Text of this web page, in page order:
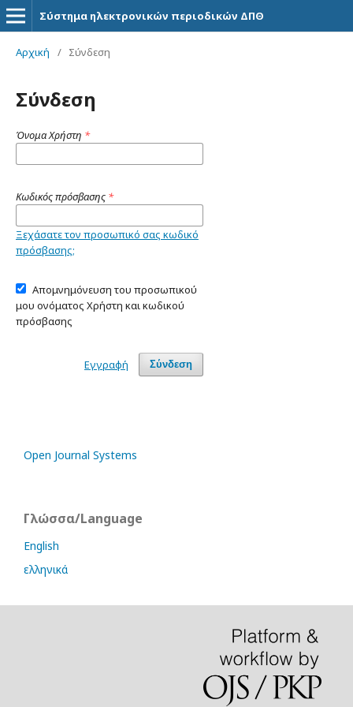
Σύστημα ηλεκτρονικών περιοδικών ΔΠΘ
Αρχική / Σύνδεση
Σύνδεση
Όνομα Χρήστη *
Κωδικός πρόσβασης *
Ξεχάσατε τον προσωπικό σας κωδικό
πρόσβασης;
Απομνημόνευση του προσωπικού
μου ονόματος Χρήστη και κωδικού
πρόσβασης
Σύνδεση
Εγγραφή
Open Journal Systems
Γλώσσα/Language
English
ελληνικά